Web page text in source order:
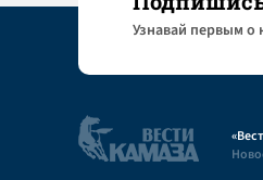
Узнaвай первым о